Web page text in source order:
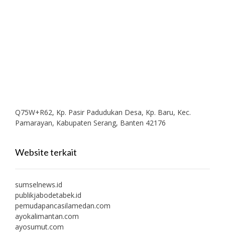
Q75W+R62, Kp. Pasir Padudukan Desa, Kp. Baru, Kec.
Pamarayan, Kabupaten Serang, Banten 42176
Website terkait
sumselnews.id
publikjabodetabek.id
pemudapancasilamedan.com
ayokalimantan.com
ayosumut.com